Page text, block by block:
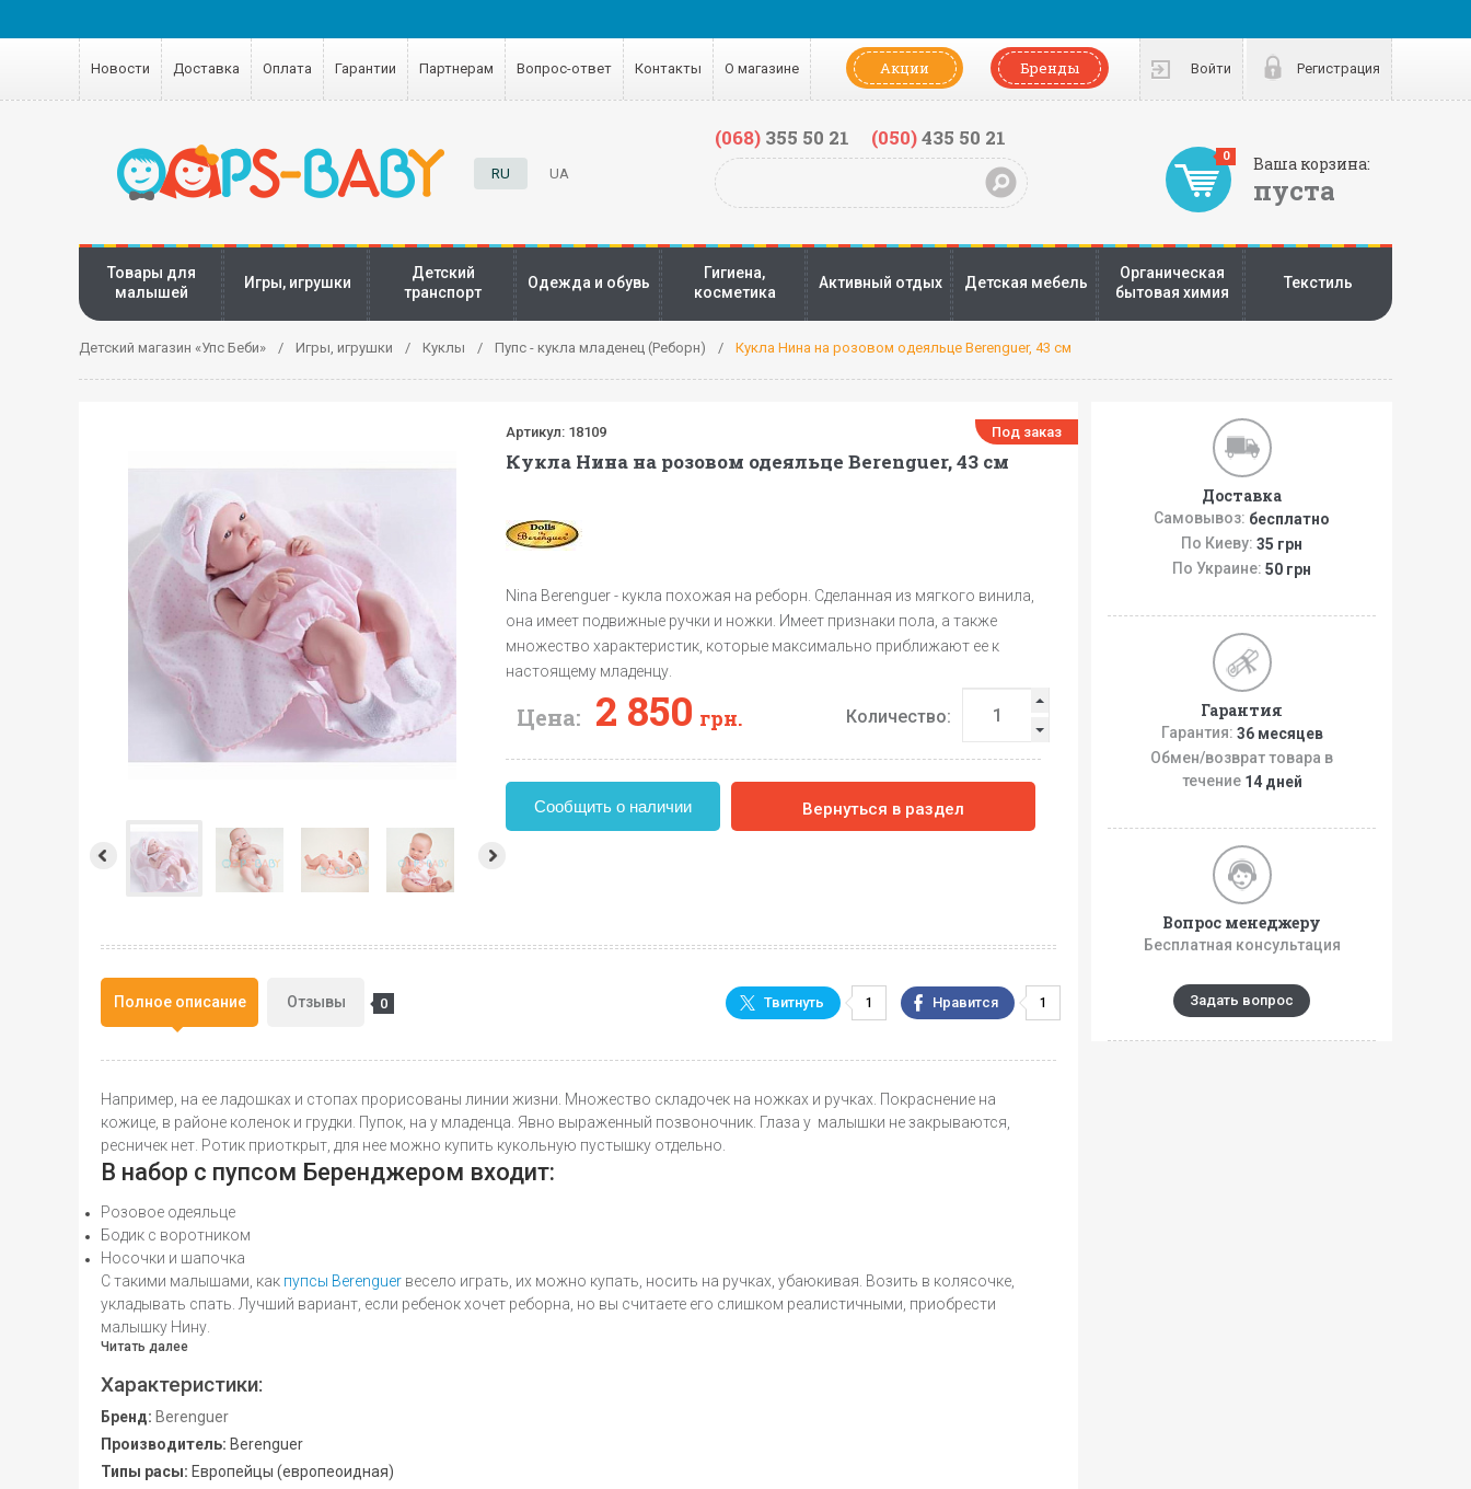
Войти Регистрация
Новости Доставка Оплата Гарантии Партнерам Вопрос-ответ Контакты О магазине Акции Бренды
Ваша корзина:
пуста
0
RU UA
(068)355 50 21 (050)435 50 21
Товары для
малышей
Игры, игрушки
Детский
транспорт
Одежда и обувь
Гигиена,
косметика
Активный отдых Детская мебель
Органическая
бытовая химия
Текстиль
Детский магазин «Упс Беби» Игры, игрушки Куклы Пупс - кукла младенец (Реборн) Кукла Нина на розовом одеяльце Berenguer, 43 см
Артикул: 18109 Под заказ
Кукла Нина на розовом одеяльце Berenguer, 43 см
Nina Berenguer - кукла похожая на реборн. Сделанная из мягкого винила,
она имеет подвижные ручки и ножки. Имеет признаки пола, а также
множество характеристик, которые максимально приближают ее к
настоящему младенцу.
Цена: 2 850 грн. Количество:
Сообщить о наличии Вернуться в раздел
Полное описание Отзывы 0 1 1
Например, на ее ладошках и стопах прорисованы линии жизни. Множество складочек на ножках и ручках. Покраснение на
кожице, в районе коленок и грудки. Пупок, на у младенца. Явно выраженный позвоночник. Глаза у малышки не закрываются,
ресничек нет. Ротик приоткрыт, для нее можно купить кукольную пустышку отдельно.
В набор с пупсом Беренджером входит:
Розовое одеяльце
Бодик с воротником
Носочки и шапочка
С такими малышами, как пупсы Berenguer весело играть, их можно купать, носить на ручках, убаюкивая. Возить в колясочке,
укладывать спать. Лучший вариант, если ребенок хочет реборна, но вы считаете его слишком реалистичными, приобрести
малышку Нину.
Читать далее
Характеристики:
Бренд: Berenguer
Производитель: Berenguer
Типы расы: Европейцы (европеоидная)
Доставка
Самовывоз: бесплатно
По Киеву: 35 грн
По Украине: 50 грн
Гарантия
Гарантия: 36 месяцев
Обмен/возврат товара в
течение 14 дней
Вопрос менеджеру
Бесплатная консультация
Задать вопрос